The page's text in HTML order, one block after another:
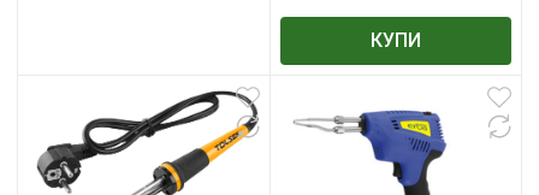
КУПИ